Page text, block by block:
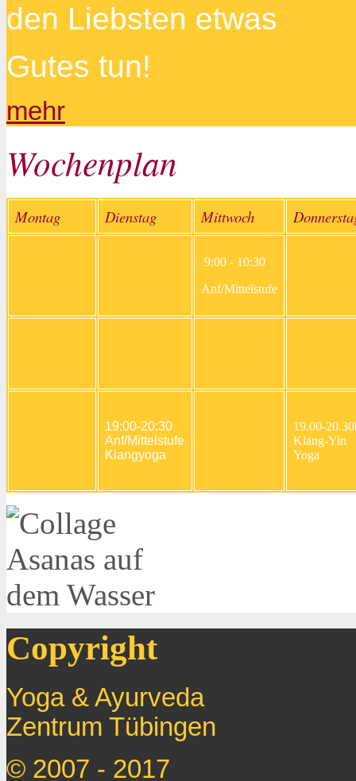
den Liebsten etwas
Gutes tun!
mehr
Wochenplan
Montag Dienstag Mittwoch
9:00 - 10:30
Anf/Mittelstufe
19:00-20:30
Anf/Mittelstufe
Klangyoga
19.00-
Klang-Yin
Yoga
Copyright
Yoga & Ayurveda
Zentrum Tübingen
© 2007 - 2017